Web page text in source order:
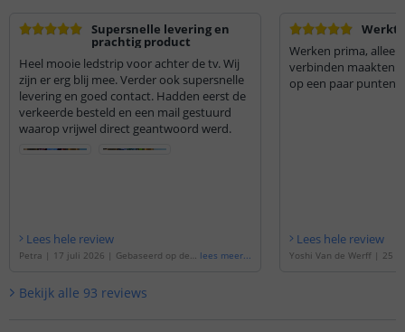
Supersnelle levering en
prachtig product
Heel mooie ledstrip voor achter de tv. Wij
zijn er erg blij mee. Verder ook supersnelle
levering en goed contact. Hadden eerst de
verkeerde besteld en een mail gestuurd
waarop vrijwel direct geantwoord werd.
Lees hele review
Petra | 17 juli 2026 | Gebaseerd op de lees meer...
Werkt
Werken prima,
verbinden maakten
op een paar punten
Lees hele review
Yoshi Van de Werff| 25
Bekijk alle 93 reviews